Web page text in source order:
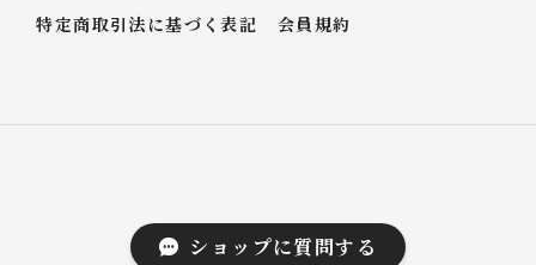
特定商取引法に基づく表記
会員規約
© conforobe(コンフォローブ)
ショップに質問する